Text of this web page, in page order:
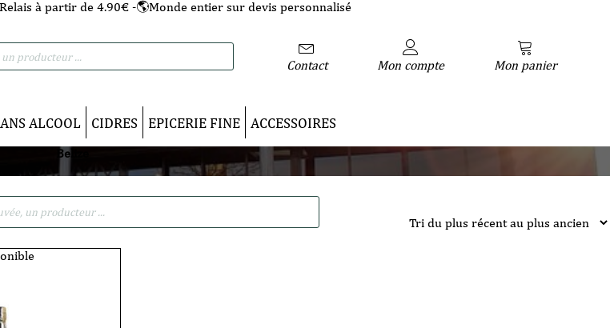
à partir de 4.90€ -🌎Monde entier sur devis personnalisé
Contact Mon compte Mon panier
ALCOOL CIDRES EPICERIE FINE ACCESSOIRES
Belize